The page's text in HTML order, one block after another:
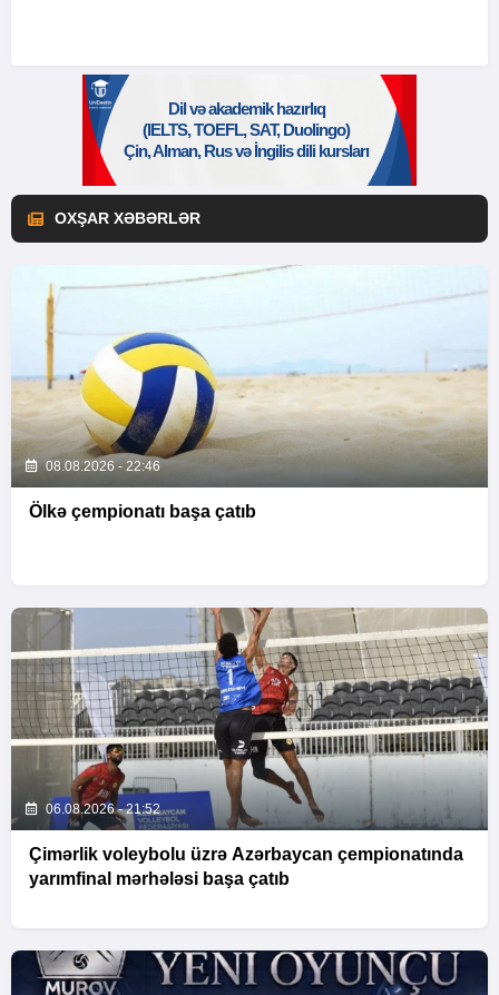
OXŞAR XƏBƏRLƏR
08.08.2026 - 22:46
Ölkə çempionatı başa çatıb
06.08.2026 - 21:52
Çimərlik voleybolu üzrə Azərbaycan çempionatında
yarımfinal mərhələsi başa çatıb